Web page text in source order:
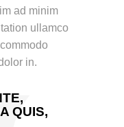
ad minim
ullamco
in.
QUIS,